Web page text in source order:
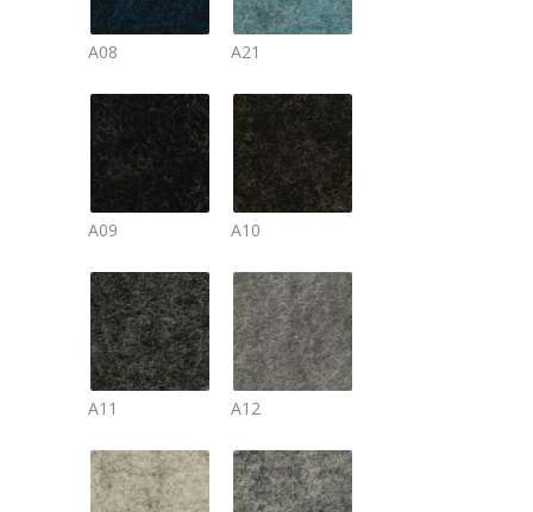
A08 A21
A09 A10
A11 A12